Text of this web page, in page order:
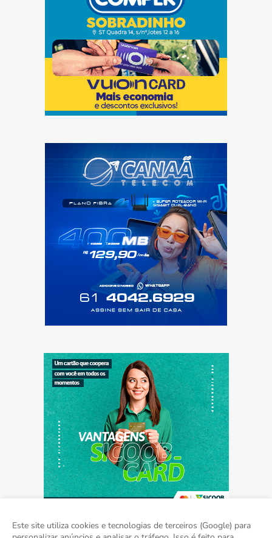
Este site utiliza cookies e tecnologias de terceiros (Google) para